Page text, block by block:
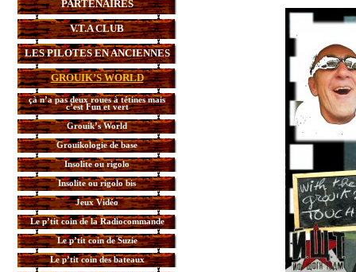
PARTENAIRES
V.T.A CLUB
LES PILOTES EN ANCIENNES
GROUIK’S WORLD
çà n’a pas deux roues à tétines mais
c’est Fun et vert
Grouik’s World
Grouikologie de base
Insolite ou rigolo
Insolite ou rigolo bis
Jeux Vidéo
Le p’tit coin de la Radiocommande
Le p’tit coin de Suzie
Le p’tit coin des bateaux